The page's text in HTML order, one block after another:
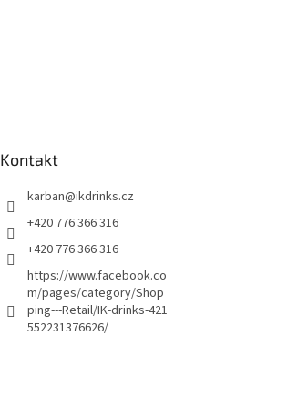
Kontakt
karban@ikdrinks.cz
+420 776 366 316
+420 776 366 316
https://www.facebook.co
m/pages/category/Shop
ping---Retail/IK-drinks-421
552231376626/